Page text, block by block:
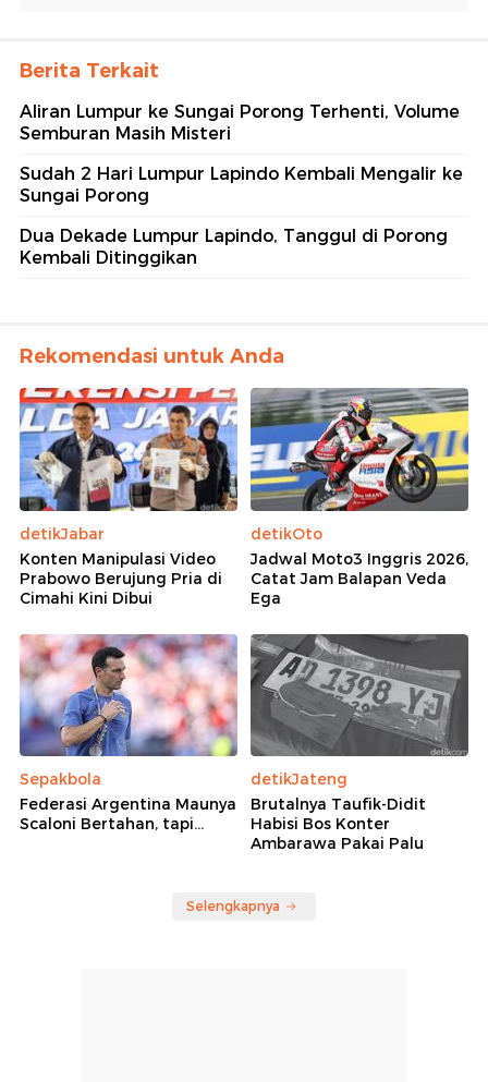
Berita Terkait
Aliran Lumpur ke Sungai Porong Terhenti, Volume
Semburan Masih Misteri
Sudah 2 Hari Lumpur Lapindo Kembali Mengalir ke
Sungai Porong
Dua Dekade Lumpur Lapindo, Tanggul di Porong
Kembali Ditinggikan
Rekomendasi untuk Anda
detikJabar
Konten Manipulasi Video
Prabowo Berujung Pria di
Cimahi Kini Dibui
detikOto
Jadwal Moto3 Inggris 2026,
Catat Jam Balapan Veda
Ega
Sepakbola
Federasi Argentina Maunya
Scaloni Bertahan, tapi...
detikJateng
Brutalnya Taufik-Didit
Habisi Bos Konter
Ambarawa Pakai Palu
Selengkapnya